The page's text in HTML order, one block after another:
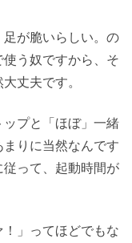
が脆いらしい。の
う奴ですから、そ
丈夫です。
プと「ほぼ」一緒
りに当然なんです
って、起動時間が
」ってほどでもな